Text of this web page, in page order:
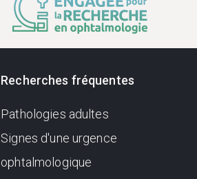
Recherches fréquentes
Pathologies adultes
Signes d'une urgence
ophtalmologique